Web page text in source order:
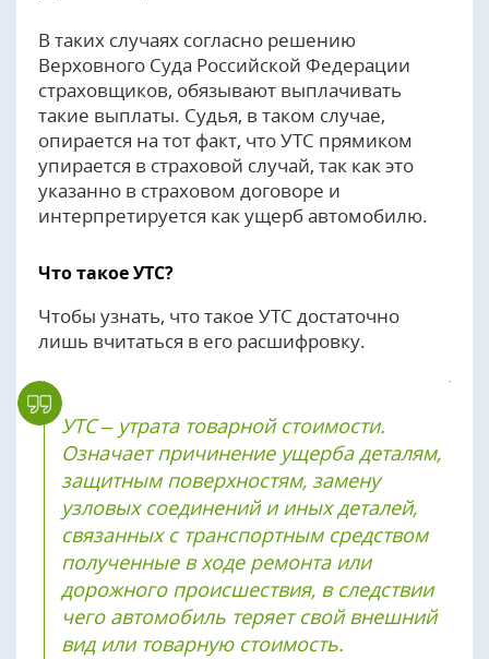
В таких случаях согласно решению
Верховного Суда Российской Федерации
страховщиков, обязывают выплачивать
такие выплаты. Судья, в таком случае,
опирается на тот факт, что УТС прямиком
упирается в страховой случай, так как это
указанно в страховом договоре и
интерпретируется как ущерб автомобилю.
Что такое УТС?
Чтобы узнать, что такое УТС достаточно
лишь вчитаться в его расшифровку.
УТС – утрата товарной стоимости.
Означает причинение ущерба деталям,
защитным поверхностям, замену
узловых соединений и иных деталей,
связанных с транспортным средством
полученные в ходе ремонта или
дорожного происшествия, в следствии
чего автомобиль теряет свой внешний
вид или товарную стоимость.